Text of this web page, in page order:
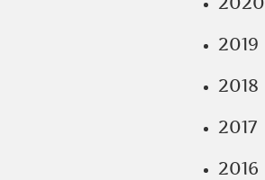
2019
2018
2017
2016